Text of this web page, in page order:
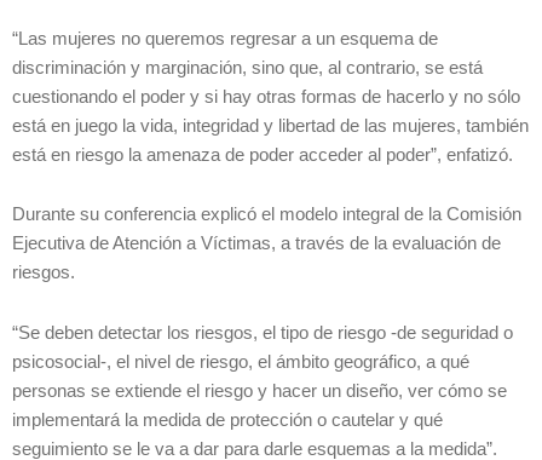
“Las mujeres no queremos regresar a un esquema de
discriminación y marginación, sino que, al contrario, se está
cuestionando el poder y si hay otras formas de hacerlo y no sólo
está en juego la vida, integridad y libertad de las mujeres, también
está en riesgo la amenaza de poder acceder al poder”, enfatizó.
Durante su conferencia explicó el modelo integral de la Comisión
Ejecutiva de Atención a Víctimas, a través de la evaluación de
riesgos.
“Se deben detectar los riesgos, el tipo de riesgo -de seguridad o
psicosocial-, el nivel de riesgo, el ámbito geográfico, a qué
personas se extiende el riesgo y hacer un diseño, ver cómo se
implementará la medida de protección o cautelar y qué
seguimiento se le va a dar para darle esquemas a la medida”.